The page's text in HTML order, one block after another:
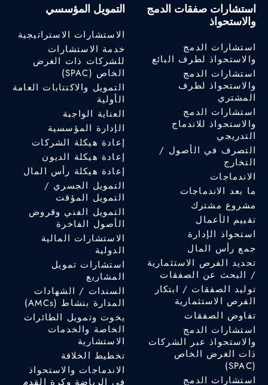
استشارات صفقات الدمج
والاستحواذ
استشارات الدمج
والاستحواذ لطرف البائع
استشارات الدمج
والاستحواذ لطرف
المشتري
استشارات الدمج
والاستحواذ للاندماج
التدريجي
التصرف في الأصول /
التخارج
الاندماجات
ما بعد الاندماجات
مشروع مشترك
تقييم الأعمال
استحواذ الإدارة
جمع رأس المال
تحديد الفرص الاستثمارية
/ البحث عن الصفقات
توليد الصفقات / ابتكار
الفرص الاستثمارية
تفاوض الصفقات
استشارات الدمج
والاستحواذ عبر الشركات
ذات الغرض الخاص
(SPAC)
استشارات الدمج
التمويل المؤسسي
الاستشارات الاستراتيجية
خدمة الاستشارات
للشركات ذات الغرض
الخاص (SPAC)
التمويل والاكتتابات العامة
الأولية
العناية الواجبة
الإدارة المؤسسية
إعادة هيكلة الشركات
إعادة هيكلة الديون
إعادة هيكلة رأس المال
التمويل الجسري /
التمويل المؤقت
التمويل الفني وقروض
الأصول الفاخرة
الاستشارات المالية
الدولية
استشارات تمويل
المشاريع
السندات / الشهادات
المدارة بنشاط (AMCs)
يخوت وتمويل الطائرات
الخاصة والخدمات
الاستشارية
تخطيط الخلافة
الاندماجات والاستحواذ
في الرياضة وكرة القدم